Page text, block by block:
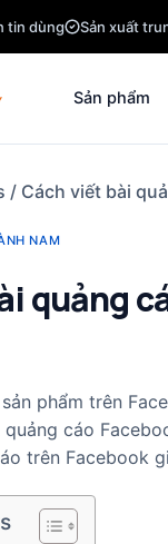
tin dùng Sản xuất
Sản phẩm
/ Cách viết bài
NAM
quảng
phẩm trên
cáo
trên Facebook